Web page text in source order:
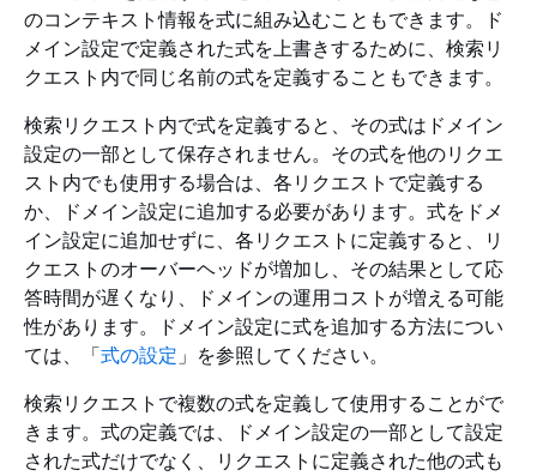
のコンテキスト情報を式に組み込むこともできます。ド
メイン設定で定義された式を上書きするために、検索リ
クエスト内で同じ名前の式を定義することもできます。
検索リクエスト内で式を定義すると、その式はドメイン
設定の一部として保存されません。その式を他のリクエ
スト内でも使用する場合は、各リクエストで定義する
か、ドメイン設定に追加する必要があります。式をドメ
イン設定に追加せずに、各リクエストに定義すると、リ
クエストのオーバーヘッドが増加し、その結果として応
答時間が遅くなり、ドメインの運用コストが増える可能
性があります。ドメイン設定に式を追加する方法につい
ては、「式の設定 」を参照してください。
検索リクエストで複数の式を定義して使用することがで
きます。式の定義では、ドメイン設定の一部として設定
された式だけでなく、リクエストに定義された他の式も